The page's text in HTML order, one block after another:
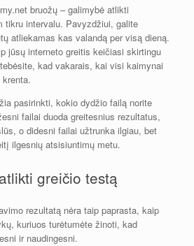
bruožų – galimybė atlikti
tikru intervalu. Pavyzdžiui, galite
atliekamas kas valandą per visą dieną.
jūsų interneto greitis keičiasi skirtingu
kad vakarais, kai visi kaimynai
pasirinkti, kokio dydžio failą norite
failai duoda greitesnius rezultatus,
o didesni failai užtrunka ilgiau, bet
ilgesnių atsisiuntimų metu.
greičio testą
rezultatą nėra taip paprasta, kaip
kuriuos turėtumėte žinoti, kad
ir naudingesni.